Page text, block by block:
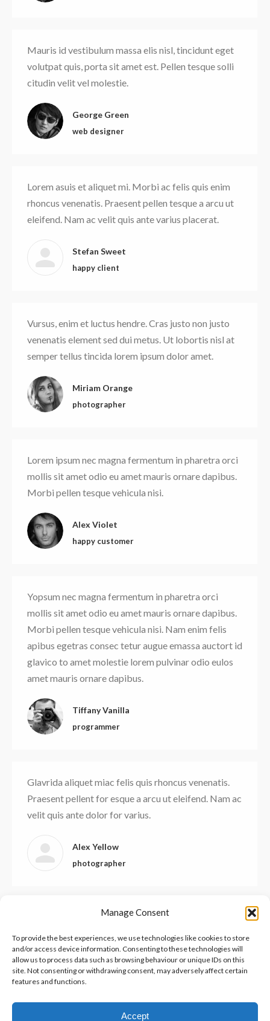
Manage Consent
To provide the best experiences, we use technologies like cookies to store
and/or access device information. Consenting to these technologies will
allow us to process data such as browsing behaviour or unique IDs on this
site. Not consenting or withdrawing consent, may adversely affect certain
features and functions.
Accept
Mauris id vestibulum massa elis nisl, tincidunt eget
volutpat quis, porta sit amet est. Pellen tesque solli
citudin velit vel molestie.
George Green
web designer
Lorem asuis et aliquet mi. Morbi ac felis quis enim
rhoncus venenatis. Praesent pellen tesque a arcu ut
eleifend. Nam ac velit quis ante varius placerat.
Stefan Sweet
happy client
Vursus, enim et luctus hendre. Cras justo non justo
venenatis element sed dui metus. Ut lobortis nisl at
semper tellus tincida lorem ipsum dolor amet.
Miriam Orange
photographer
Lorem ipsum nec magna fermentum in pharetra orci
mollis sit amet odio eu amet mauris ornare dapibus.
Morbi pellen tesque vehicula nisi.
Alex Violet
happy customer
Yopsum nec magna fermentum in pharetra orci
mollis sit amet odio eu amet mauris ornare dapibus.
Morbi pellen tesque vehicula nisi. Nam enim felis
apibus egetras consec tetur augue emassa auctort id
glavico to amet molestie lorem pulvinar odio eulos
amet mauris ornare dapibus.
Tiffany Vanilla
programmer
Glavrida aliquet miac felis quis rhoncus venenatis.
Praesent pellent for esque a arcu ut eleifend. Nam ac
velit quis ante dolor for varius.
Alex Yellow
photographer
Lorem enim et luctus ut fringilla purus eros quis
ipsum. Aliquam bibendum, est a semper malesuada
enim et luctus hendre ritnisl libero molestie lectus.
Cras justo non justo venenatis element.